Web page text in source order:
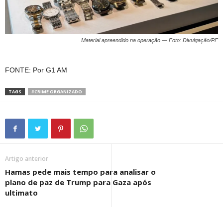
Material apreendido na operação — Foto: Divulgação/PF
FONTE: Por G1 AM
TAGS #CRIME ORGANIZADO
Artigo anterior
Hamas pede mais tempo para analisar o
plano de paz de Trump para Gaza após
ultimato